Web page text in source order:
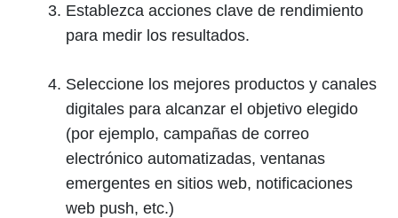
Establezca acciones clave de rendimiento
para medir los resultados.
Seleccione los mejores productos y canales
digitales para alcanzar el objetivo elegido
(por ejemplo, campañas de correo
electrónico automatizadas, ventanas
emergentes en sitios web, notificaciones
web push, etc.)